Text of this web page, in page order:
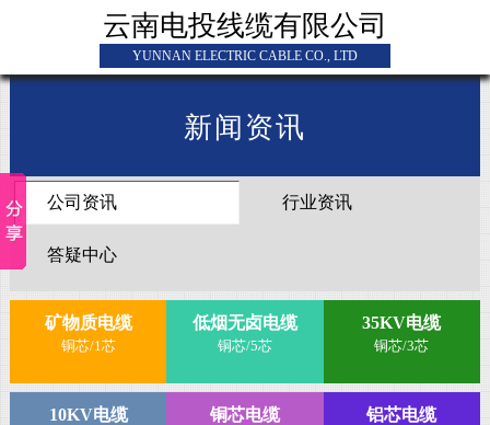
云南电投线缆有限公司
YUNNAN ELECTRIC CABLE CO., LTD
新闻资讯
公司资讯 行业资讯
答疑中心
矿物质电缆
铜芯/1芯
低烟无卤电缆
铜芯/5芯
35KV电缆
铜芯/3芯
10KV电缆 铜芯电缆 铝芯电缆